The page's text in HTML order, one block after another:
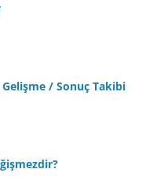
/ Sonuç Takibi